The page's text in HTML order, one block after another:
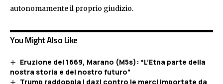
autonomamente il proprio giudizio.
You Might Also Like
Eruzione del 1669, Marano (M5s): “L’Etna parte della
nostra storia e del nostro futuro”
Trump raddoppia i dazi contro le merci importate da